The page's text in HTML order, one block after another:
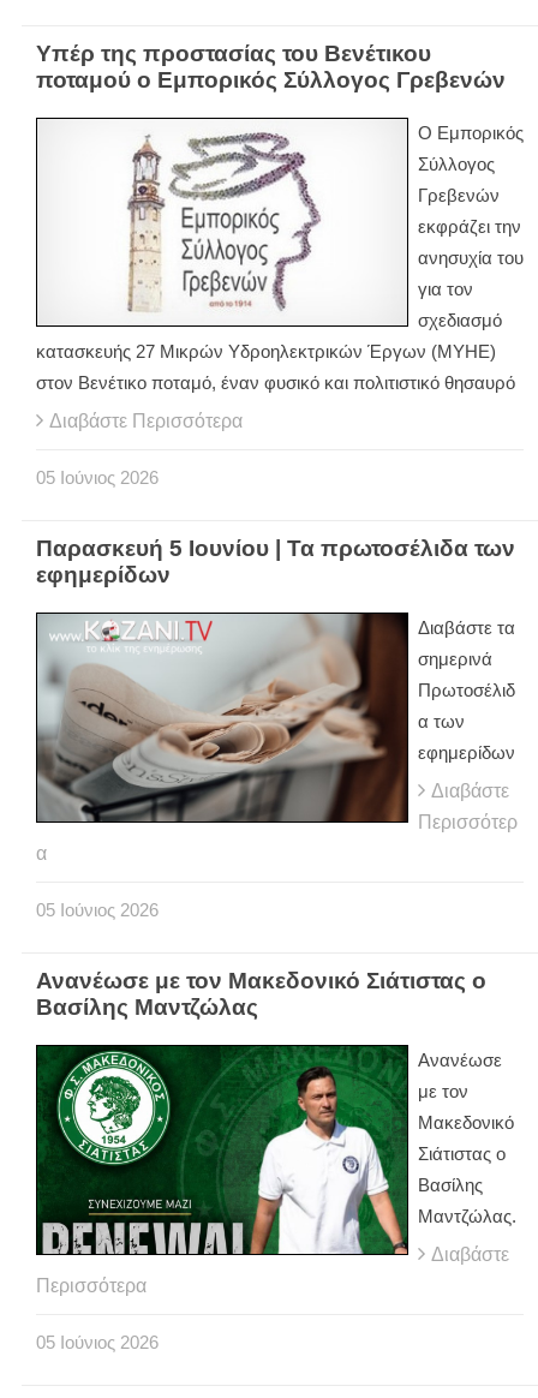
Υπέρ της προστασίας του Βενέτικου
ποταμού ο Εμπορικός Σύλλογος Γρεβενών
Ο Εμπορικός
Σύλλογος
Γρεβενών
εκφράζει την
ανησυχία του
για τον
σχεδιασμό
κατασκευής 27 Μικρών Υδροηλεκτρικών Έργων (ΜΥΗΕ)
στον Βενέτικο ποταμό, έναν φυσικό και πολιτιστικό θησαυρό
Διαβάστε Περισσότερα
05 Ιούνιος 2026
Παρασκευή 5 Ιουνίου | Τα πρωτοσέλιδα των
εφημερίδων
Διαβάστε τα
σημερινά
Πρωτοσέλιδ
α των
εφημερίδων
Διαβάστε
Περισσότερ
α
05 Ιούνιος 2026
Ανανέωσε με τον Μακεδονικό Σιάτιστας ο
Βασίλης Μαντζώλας
Ανανέωσε
με τον
Μακεδονικό
Σιάτιστας ο
Βασίλης
Μαντζώλας.
Διαβάστε
Περισσότερα
05 Ιούνιος 2026